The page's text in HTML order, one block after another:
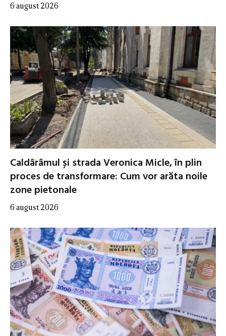
6 august 2026
Caldârâmul și strada Veronica Micle, în plin
proces de transformare: Cum vor arăta noile
zone pietonale
6 august 2026